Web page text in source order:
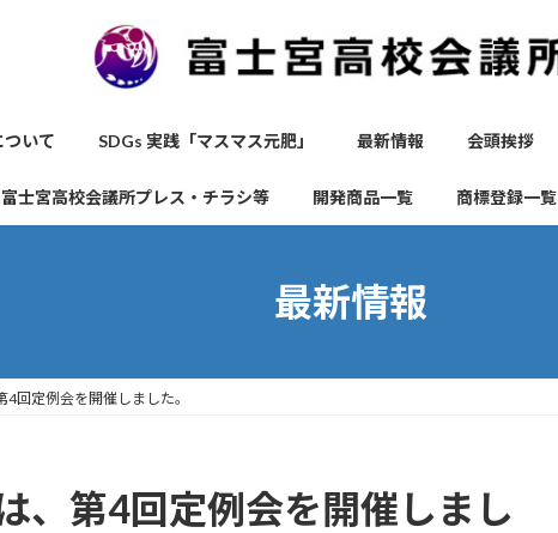
ついて SDGs 実践「マスマス元肥」 最新情報 会頭挨拶
富士宮高校会議所プレス・チラシ等 開発商品一覧 商標登録一覧
最新情報
回定例会を開催しました。
、第4回定例会を開催しまし